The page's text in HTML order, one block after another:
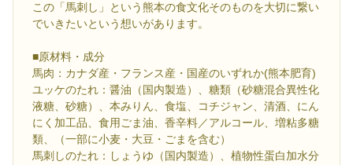
この「馬刺し」という熊本の食文化そのものを大切に繋い
でいきたいという想いがあります。
■原材料・成分
馬肉：カナダ産・フランス産・国産のいずれか(熊本肥育)
ユッケのたれ：醤油（国内製造）、糖類（砂糖混合異性化
液糖、砂糖）、本みりん、食塩、コチジャン、清酒、にん
にく加工品、食用ごま油、香辛料／アルコール、増粘多糖
類、（一部に小麦・大豆・ごまを含む）
馬刺しのたれ：しょうゆ（国内製造）、植物性蛋白加水分